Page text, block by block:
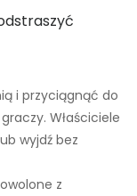
i przyciągnąć do
Właściciele
wyjdź bez
z